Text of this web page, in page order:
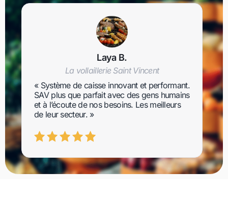
Laya B.
La vollaillerie Saint Vincent
« Système de caisse innovant et performant.
SAV plus que parfait avec des gens humains
et à l’écoute de nos besoins. Les meilleurs
de leur secteur. »